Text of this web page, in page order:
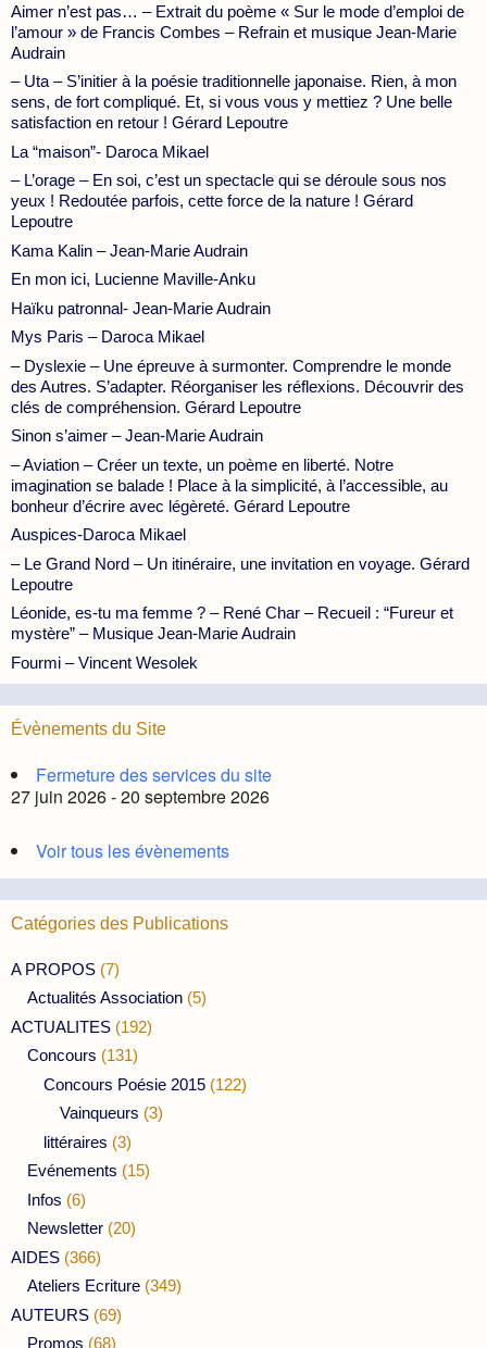
Aimer n’est pas… – Extrait du poème « Sur le mode d’emploi de
l’amour » de Francis Combes – Refrain et musique Jean-Marie
Audrain
– Uta – S’initier à la poésie traditionnelle japonaise. Rien, à mon
sens, de fort compliqué. Et, si vous vous y mettiez ? Une belle
satisfaction en retour ! Gérard Lepoutre
La “maison”- Daroca Mikael
– L’orage – En soi, c’est un spectacle qui se déroule sous nos
yeux ! Redoutée parfois, cette force de la nature ! Gérard
Lepoutre
Kama Kalin – Jean-Marie Audrain
En mon ici, Lucienne Maville-Anku
Haïku patronnal- Jean-Marie Audrain
Mys Paris – Daroca Mikael
– Dyslexie – Une épreuve à surmonter. Comprendre le monde
des Autres. S’adapter. Réorganiser les réflexions. Découvrir des
clés de compréhension. Gérard Lepoutre
Sinon s’aimer – Jean-Marie Audrain
– Aviation – Créer un texte, un poème en liberté. Notre
imagination se balade ! Place à la simplicité, à l’accessible, au
bonheur d’écrire avec légèreté. Gérard Lepoutre
Auspices-Daroca Mikael
– Le Grand Nord – Un itinéraire, une invitation en voyage. Gérard
Lepoutre
Léonide, es-tu ma femme ? – René Char – Recueil : “Fureur et
mystère” – Musique Jean-Marie Audrain
Fourmi – Vincent Wesolek
Évènements du Site
Fermeture des services du site
27 juin 2026 - 20 septembre 2026
Voir tous les évènements
Catégories des Publications
A PROPOS (7)
Actualités Association (5)
ACTUALITES (192)
Concours (131)
Concours Poésie 2015 (122)
Vainqueurs (3)
littéraires (3)
Evénements (15)
Infos (6)
Newsletter (20)
AIDES (366)
Ateliers Ecriture (349)
AUTEURS (69)
Promos (68)